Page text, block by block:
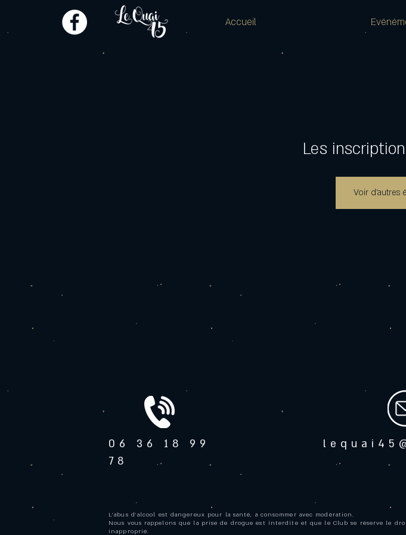
Accueil
Les
Voir d'autres
06 36 18 99
78
L'abus d'alcool est dangereux pour la santé, à consommer avec modération.
Nous vous rappelons que la prise de drogue est interdite et que le Club se réserve le
inapproprié.